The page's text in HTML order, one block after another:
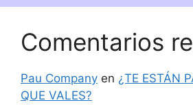
Comentarios
Pau Company en ¿TE ESTÁN
QUE VALES?